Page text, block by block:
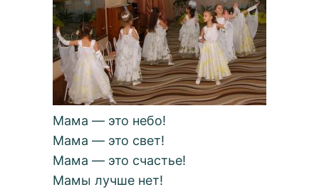
Мама — это небо!
Мама — это свет!
Мама — это счастье!
Мамы лучше нет!